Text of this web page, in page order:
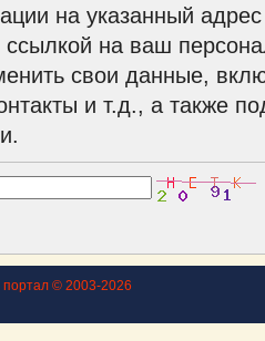
на указанный
ссылкой на ваш
свои данные,
и т.д., а также
портал © 2003-2026